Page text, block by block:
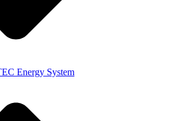
Energy System